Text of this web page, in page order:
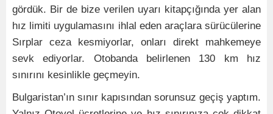
gördük. Bir de bize verilen uyarı kitapçığında yer alan
hız limiti uygulamasını ihlal eden araçlara sürücülerine
Sırplar ceza kesmiyorlar, onları direkt mahkemeye
sevk ediyorlar. Otobanda belirlenen 130 km hız
sınırını kesinlikle geçmeyin.
Bulgaristan’ın sınır kapısından sorunsuz geçiş yaptım.